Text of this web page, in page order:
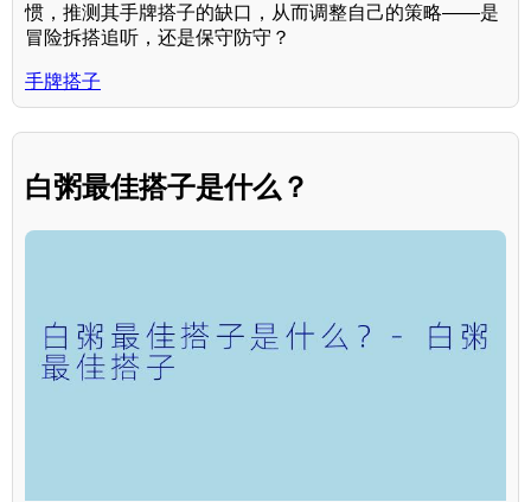
惯，推测其手牌搭子的缺口，从而调整自己的策略——是
冒险拆搭追听，还是保守防守？
手牌搭子
白粥最佳搭子是什么？